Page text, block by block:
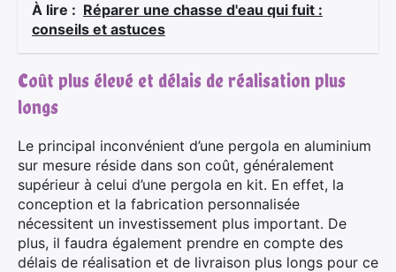
À lire : Réparer une chasse d'eau qui fuit :
conseils et astuces
Coût plus élevé et délais de réalisation plus
longs
Le principal inconvénient d’une pergola en aluminium
sur mesure réside dans son coût, généralement
supérieur à celui d’une pergola en kit. En effet, la
conception et la fabrication personnalisée
nécessitent un investissement plus important. De
plus, il faudra également prendre en compte des
délais de réalisation et de livraison plus longs pour ce